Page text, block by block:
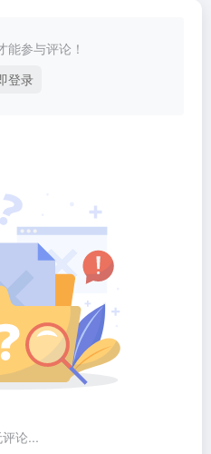
能参与评论！
登录
论...